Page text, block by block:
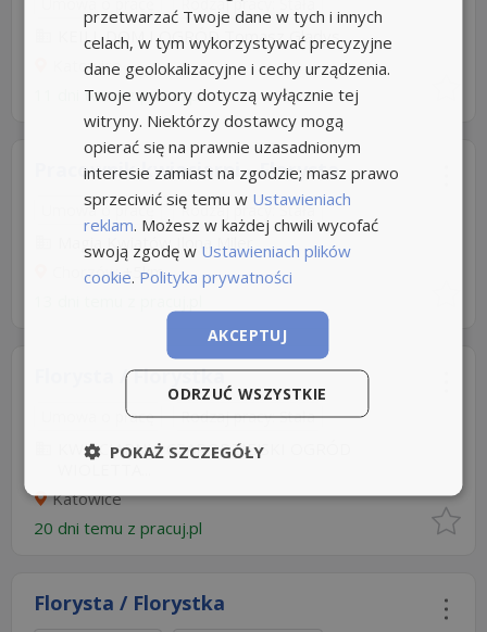
KEILL DOM I OGRÓD Tomasz Glądys
Katowice
11 dni temu zpracuj.pl
Pracownik kwiaciarni - Florysta
Umowa o pracę Rodzaj pracy: Stała
Magia Kwiatów Ilona Miler
Chorzów+5km
Florysta / Florystka
Umowa o pracę Rodzaj pracy: Stała
KWIACIARNIA CZARODZIEJSKI OGRÓD
Katowice
20 dni temu z pracuj.pl
Florysta / Florystka
przetwarzać Twoje dane w tych i innych
celach, w tym wykorzystywać precyzyjne
dane geolokalizacyjne i cechy urządzenia.
Twoje wybory dotyczą wyłącznie tej
witryny. Niektórzy dostawcy mogą
opierać się na prawnie uzasadnionym
interesie zamiast na zgodzie; masz prawo
sprzeciwić się temu w Ustawieniach
reklam. Możesz w każdej chwili wycofać
swoją zgodę w Ustawieniach plików
cookie. Polityka prywatności
AKCEPTUJ
ODRZUĆ WSZYSTKIE
POKAŻ SZCZEGÓŁY